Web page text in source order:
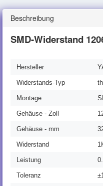
Beschreibung
SMD-Widerstand
Hersteller
Widerstands-Typ
Montage
Gehäuse - Zoll
Gehäuse - mm
Widerstand
Leistung
Toleranz